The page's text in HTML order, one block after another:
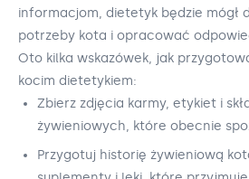
informacjom, dietetyk będzie mógł
potrzeby kota i opracować
Oto kilka wskazówek, jak
kocim dietetykiem:
Zbierz zdjęcia karmy, etykiet i
żywieniowych, które obecnie
Przygotuj historię żywieniową